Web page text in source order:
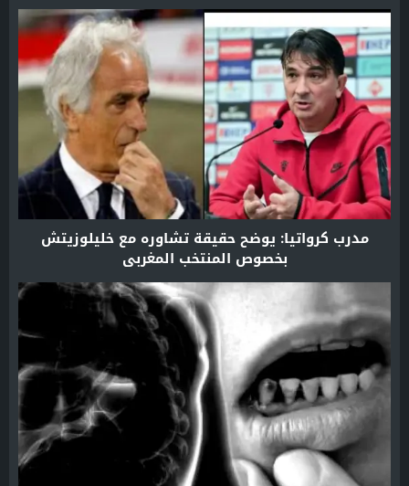
مدرب كرواتيا: يوضح حقيقة تشاوره مع خليلوزيتش
بخصوص المنتخب المغربي